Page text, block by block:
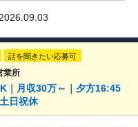
2026.09.03
話を聞きたい応募可
業所
｜月収30万～｜夕方16:45
日祝休